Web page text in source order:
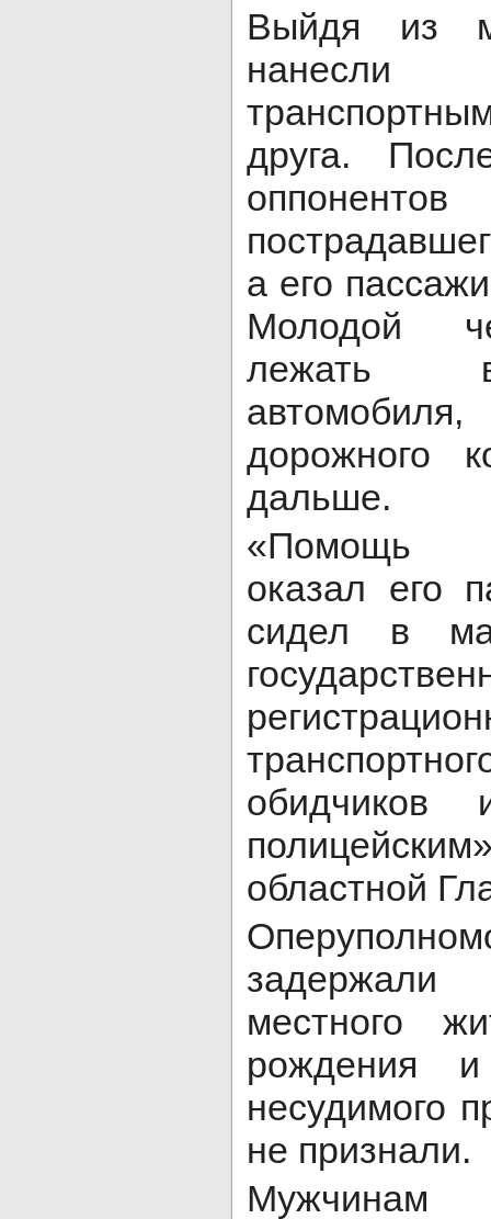
Выйдя из
нанесли
друга.
а его
Молодой
лежать
дорожного
дальше.
«Помощь
оказал его
сидел в
областной
задержали
местного
рождения и
несудимого
не признали.